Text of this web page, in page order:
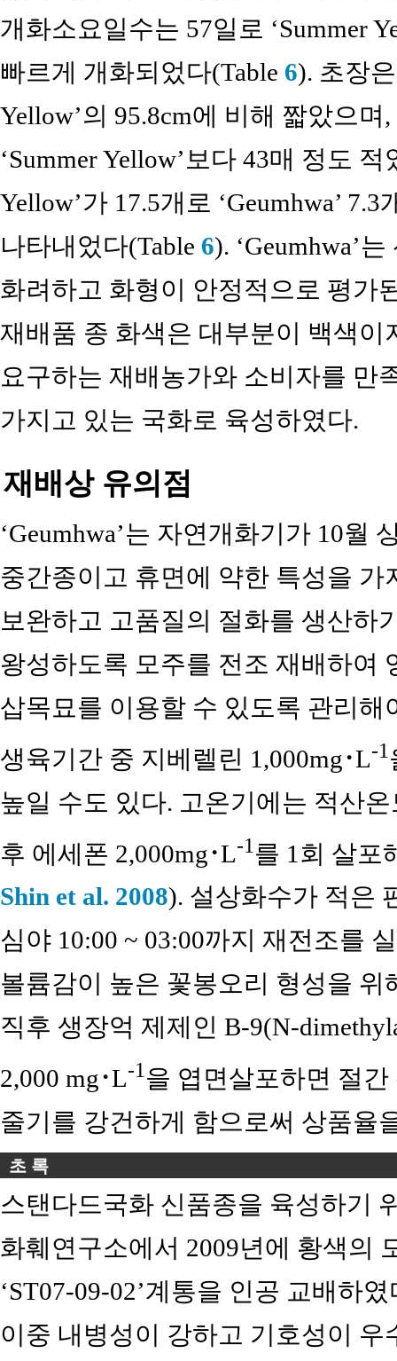
개화소요일수는 57일로 ‘Summer
빠르게 개화되었다(Table 6). 초장은
Yellow’의 95.8cm에 비해 짧았으며
‘Summer Yellow’보다 43매 정도
Yellow’가 17.5개로 ‘Geumhwa’
나타내었다(Table 6). ‘Geumhwa’
화려하고 화형이 안정적으로 평가
재배품 종 화색은 대부분이 백색이
요구하는 재배농가와 소비자를 만
가지고 있는 국화로 육성하였다.
재배상 유의점
‘Geumhwa’는 자연개화기가 10월
중간종이고 휴면에 약한 특성을
보완하고 고품질의 절화를 생산하
왕성하도록 모주를 전조 재배하여
삽목묘를 이용할 수 있도록 관리해
생육기간 중 지베렐린 1,000mg･L-1
높일 수도 있다. 고온기에는 적산
후 에세폰 2,000mg･L-1 를 1회 살포
Shin et al. 2008). 설상화수가 적은
심야 10:00 ~ 03:00까지 재전조를
볼륨감이 높은 꽃봉오리 형성을
직후 생장억 제제인 B-9(N-
2,000 mg･L-1 을 엽면살포하면 절
줄기를 강건하게 함으로써 상품율
초 록
스탠다드국화 신품종을 육성하기
화훼연구소에서 2009년에 황색의
‘ST07-09-02’계통을 인공 교배하
이중 내병성이 강하고 기호성이 우